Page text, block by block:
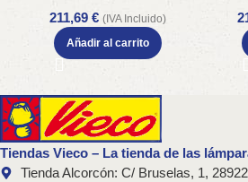
Reg.Intensidad, Temporizador
30,5x132x132 Cm
211,69 € (IVA Incluido)
Añadir al carrito
Tiendas Vieco – La tienda de las
Tienda Alcorcón: C/ Bruselas, 1,